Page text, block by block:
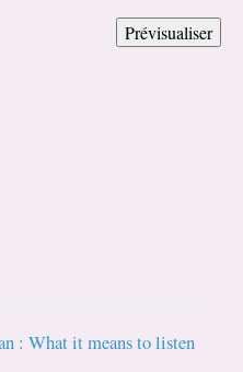
: What it means to listen